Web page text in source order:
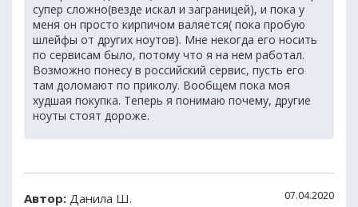
супер сложно(везде искал и заграницей), и пока у
меня он просто кирпичом валяется( пока пробую
шлейфы от других ноутов). Мне некогда его носить
по сервисам было, потому что я на нем работал.
Возможно понесу в российский сервис, пусть его
там доломают по приколу. Вообщем пока моя
худшая покупка. Теперь я понимаю почему, другие
ноуты стоят дороже.
Автор: Данила Ш. 07.04.2020